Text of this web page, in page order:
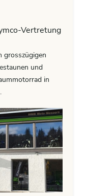
Vertretung
grosszügigen
und
in